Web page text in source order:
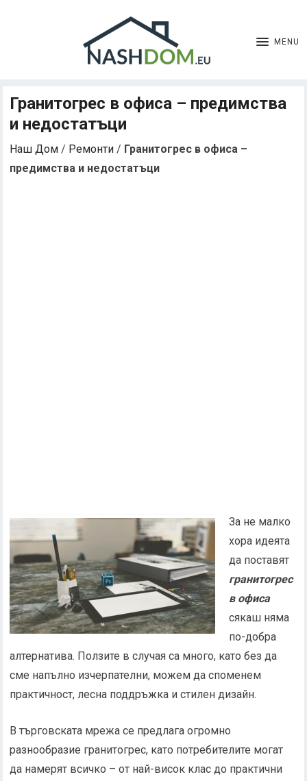
MENU
Гранитогрес в офиса – предимства
и недостатъци
Наш Дом / Ремонти / Гранитогрес в офиса –
предимства и недостатъци
За не малко
хора идеята
да поставят
гранитогрес
в офиса
сякаш няма
по-добра
алтернатива. Ползите в случая са много, като без да
сме напълно изчерпателни, можем да споменем
практичност, лесна поддръжка и стилен дизайн.
В търговската мрежа се предлага огромно
разнообразие гранитогрес, като потребителите могат
да намерят всичко – от най-висок клас до практични